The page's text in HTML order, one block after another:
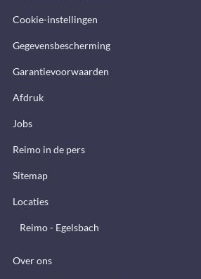
Cookie-instellingen
Gegevensbescherming
Garantievoorwaarden
Afdruk
Jobs
Reimo in de pers
Sitemap
Locaties
Reimo - Egelsbach
Over ons